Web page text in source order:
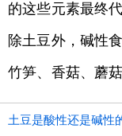
的这些元素最终
除土豆外，碱性
竹笋、香菇、蘑菇
土豆是酸性还是碱性